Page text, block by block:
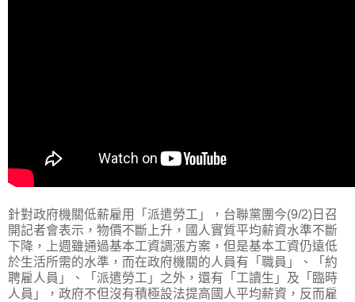
針對政府機關低薪雇用「派遣勞工」，台聯黨團今(9/2)日召
開記者會表示，物價不斷上升，國人實質平均薪資水準不斷
下降，上週雖通過基本工資調漲方案，但是基本工資仍遠低
於生活所需的水準，而在政府機關的人員有「職員」、「約
聘雇人員」、「派遣勞工」之外，還有「工讀生」及「臨時
人員」，政府不但沒有積極設法提高國人平均薪資，反而雇